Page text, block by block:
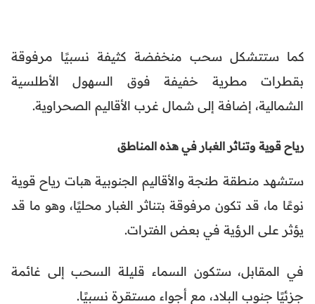
كما ستتشكل سحب منخفضة كثيفة نسبيًا مرفوقة
بقطرات مطرية خفيفة فوق السهول الأطلسية
الشمالية، إضافة إلى شمال غرب الأقاليم الصحراوية.
رياح قوية وتناثر الغبار في هذه المناطق
ستشهد منطقة طنجة والأقاليم الجنوبية هبات رياح قوية
نوعًا ما، قد تكون مرفوقة بتناثر الغبار محليًا، وهو ما قد
يؤثر على الرؤية في بعض الفترات.
في المقابل، ستكون السماء قليلة السحب إلى غائمة
جزئيًا جنوب البلاد، مع أجواء مستقرة نسبيًا.